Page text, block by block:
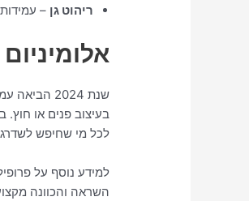
ריהוט גן –
שנת 2024
בעיצוב פנים או
לכל מי שחיפש לשדרג
למידע נוסף על
השראה והכוונה